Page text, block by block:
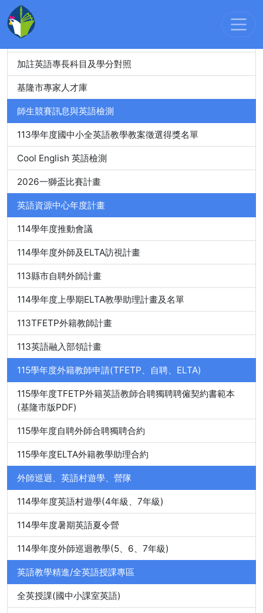
教師精進進修
教師英語檢測
加註英語專長科目及學分對照
基隆市專家人才庫
師生競賽訊息與英語檢測
113學年度國中小全英語教學教案徵選得獎名單
Cool English 英語檢測
2026一獅盃比賽計畫
英語資源中心年度計畫
114學年度推動會議
114學年度外師及ELTA訪視計畫
113縣市自聘外師計畫
114學年度上學期ELTA教學助理計畫及名單
113TFETP外籍教師計畫
113英語融入部領計畫
115學年度外籍教師申請(TFETP、自聘、ELTA)
115學年度TFETP外籍英語教師合聘獨聘聘僱契約書範本
(基隆市版PDF)
115學年度自聘外師合聘獨聘合約
115學年度ELTA外籍教學助理合約
外師巡迴、英語村遊學、營隊
114學年度英語村遊學(4年級、7年級)
114學年度暑期英語夏令營
114學年度外師巡迴教學(5、6、7年級)
英語教學精進/全英語授課專區
全英授課(國中小課室英語)